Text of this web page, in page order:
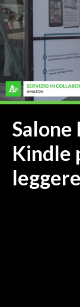
MEDIO
ORISTANO E
SASSARI E
GALLURA
NUORO E
OGLIASTRA
ITALIA
MONDO
Salone
Kindle
leggere